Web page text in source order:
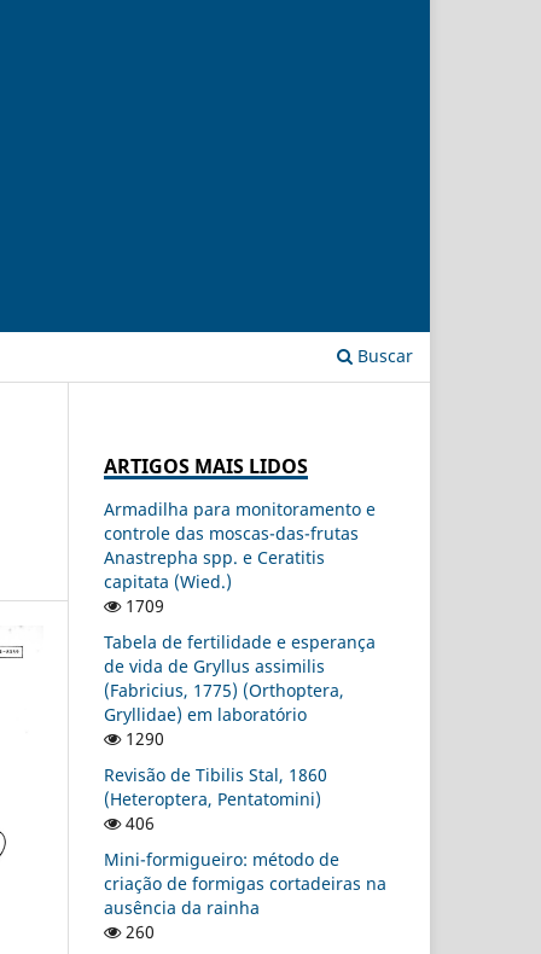
Buscar
ARTIGOS MAIS LIDOS
Armadilha para monitoramento e
controle das moscas-das-frutas
Anastrepha spp. e Ceratitis
capitata (Wied.)
1709
Tabela de fertilidade e esperança
de vida de Gryllus assimilis
(Fabricius, 1775) (Orthoptera,
Gryllidae) em laboratório
1290
Revisão de Tibilis Stal, 1860
(Heteroptera, Pentatomini)
406
Mini-formigueiro: método de
criação de formigas cortadeiras na
ausência da rainha
260